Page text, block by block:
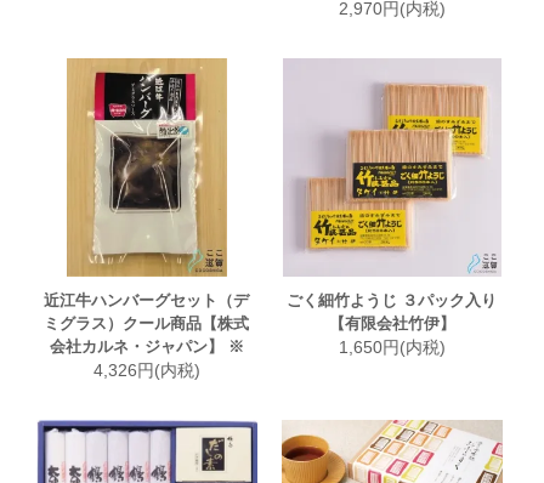
2,970円(内税)
近江牛ハンバーグセット（デ
ミグラス）クール商品【株式
会社カルネ・ジャパン】 ※
4,326円(内税)
ごく細竹ようじ ３パック入り
【有限会社竹伊】
1,650円(内税)